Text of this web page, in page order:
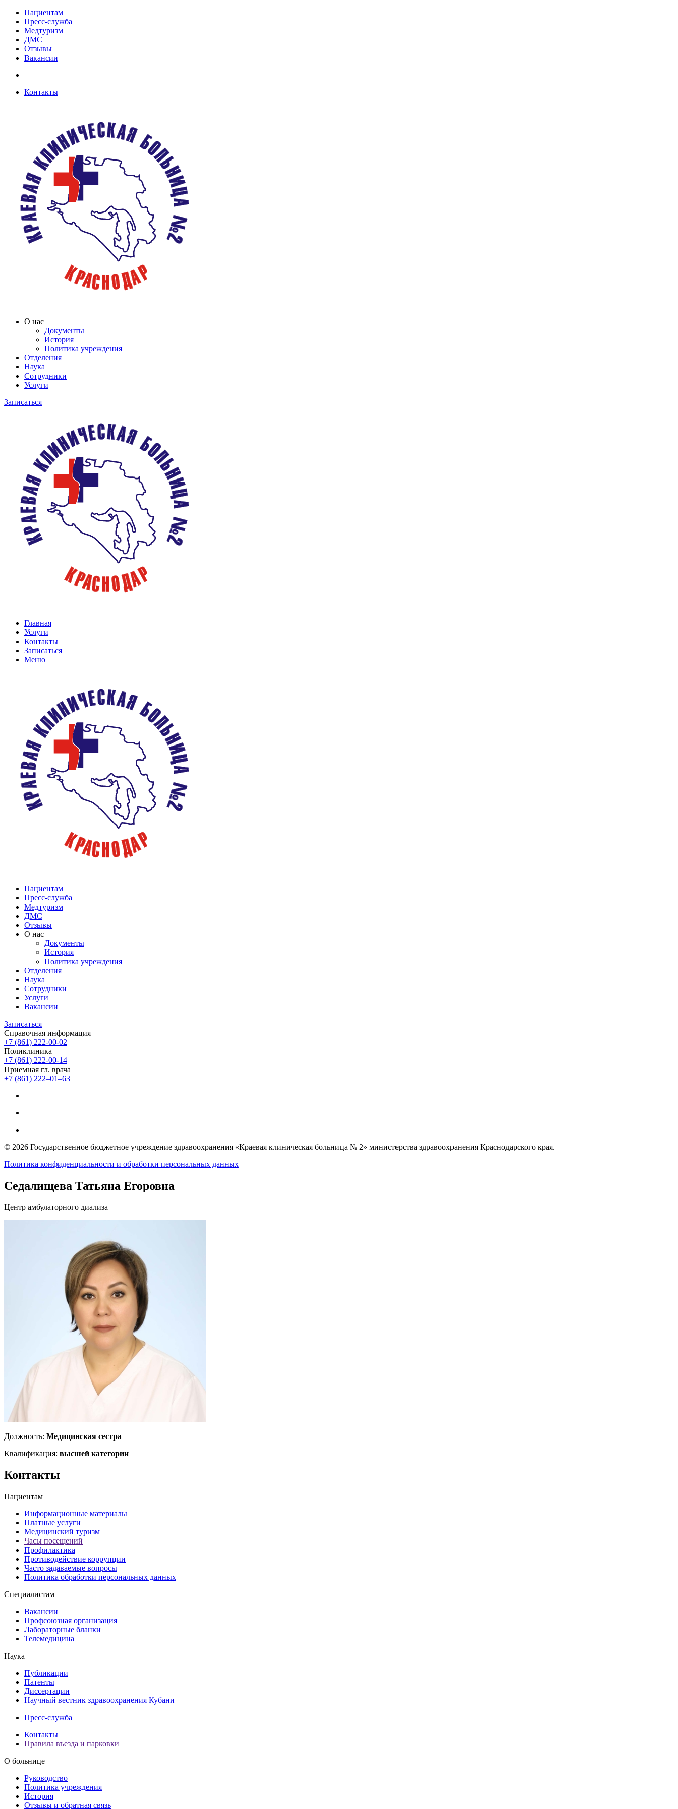
Пациентам
Пресс-служба
Медтуризм
ДМС
Отзывы
Вакансии
Контакты
О нас
Документы
История
Политика учреждения
Отделения
Наука
Сотрудники
Услуги
Записаться
Главная
Услуги
Контакты
Записаться
Меню
Пациентам
Пресс-служба
Медтуризм
ДМС
Отзывы
О нас
Документы
История
Политика учреждения
Отделения
Наука
Сотрудники
Услуги
Вакансии
Записаться
Справочная информация
+7 (861) 222-00-02
Поликлиника
+7 (861) 222-00-14
Приемная гл. врача
+7 (861) 222‒01‒63
© 2026 Государственное бюджетное учреждение здравоохранения «Краевая клиническая больница № 2» министерства здравоохранения Краснодарского края.
Политика конфиденциальности и обработки персональных данных
Седалищева Татьяна Егоровна
Центр амбулаторного диализа
Должность: Медицинская сестра
Квалификация: высшей категории
Контакты
Пациентам
Информационные материалы
Платные услуги
Медицинский туризм
Часы посещений
Профилактика
Противодействие коррупции
Часто задаваемые вопросы
Политика обработки персональных данных
Специалистам
Вакансии
Профсоюзная организация
Лабораторные бланки
Телемедицина
Наука
Публикации
Патенты
Диссертации
Научный вестник здравоохранения Кубани
Пресс-служба
Контакты
Правила въезда и парковки
О больнице
Руководство
Политика учреждения
История
Отзывы и обратная связь